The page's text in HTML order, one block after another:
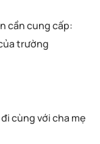
cần cung cấp:
trường
cùng với cha mẹ